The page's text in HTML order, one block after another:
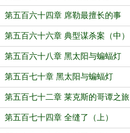
（上）
第五百六十四章 席勒最擅长的事
（下）
第五百六十六章 典型谋杀案（中）
第五百六十八章 黑太阳与蝙蝠灯
（上）
第五百七十章 黑太阳与蝙蝠灯
（下）
第五百七十二章 莱克斯的哥谭之旅
（中）
第五百七十四章 全缝了（上）